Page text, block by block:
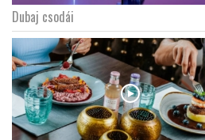
Dubaj csodái